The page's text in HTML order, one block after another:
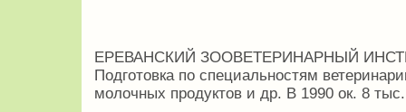
ЕРЕВАНСКИЙ ЗООВЕТЕРИНАРНЫЙ
Подготовка по специальностям
молочных продуктов и др. В 1990 ок. 8